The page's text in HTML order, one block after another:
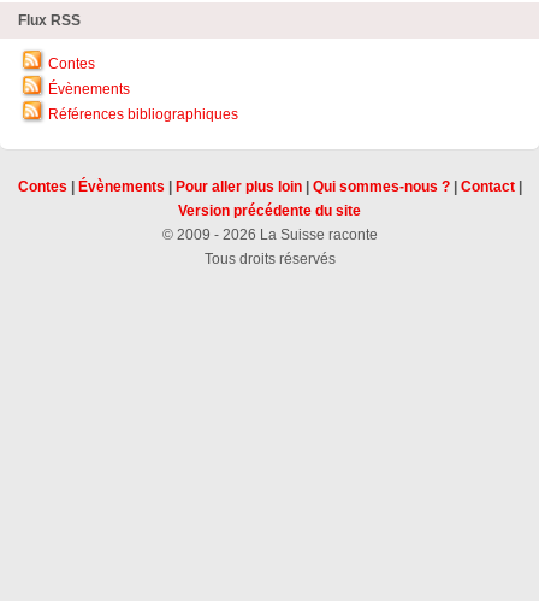
Flux RSS
Contes
Évènements
Références bibliographiques
Contes Évènements Pour aller plus loin| Qui sommes-nous ?| Contact|
Version précédente du site
© 2009 - 2026 La Suisse raconte
Tous droits réservés